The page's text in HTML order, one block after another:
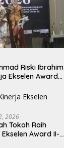
Riski Ibrahim
Ekselen Award
2026
Tokoh Raih
Award II-